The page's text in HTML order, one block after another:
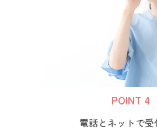
POINT 4
電話とネットで